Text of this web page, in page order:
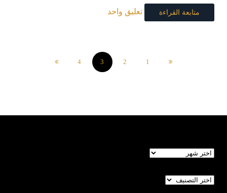
متابعة القراءة تعليق واحد
1
2
3
4
الأرشيف
تصنيفات